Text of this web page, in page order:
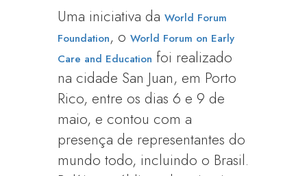
Uma iniciativa daWorld Forum
Foundation, oWorld Forum on Early
Care and Education foi realizado
na cidade San Juan, em Porto
Rico, entre os dias 6 e 9 de
maio, e contou com a
presença de representantes do
mundo todo, incluindo o Brasil.